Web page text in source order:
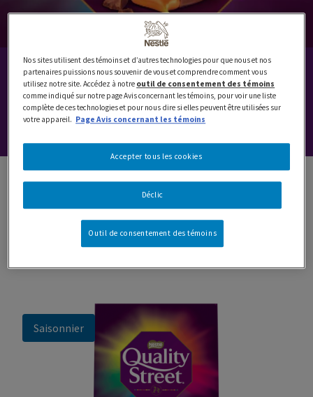
QUALITY STREET
Une tradition de moments magiques depuis 1890.
Agitez-les, cherchez-les et triez-les
selon vos favoris!
Saisonnier
Nos sites utilisent des témoins et d’autres technologies pour que nous et nos
partenaires puissions nous souvenir de vous et comprendre comment vous
utilisez notre site. Accédez à notre outil de consentement des témoins
comme indiqué sur notre page Avis concernant les témoins, pour voir une liste
complète de ces technologies et pour nous dire si elles peuvent être utilisées sur
votre appareil. Page Avis concernant les témoins
Déclic
Accepter tous les cookies
Outil de consentement des témoins